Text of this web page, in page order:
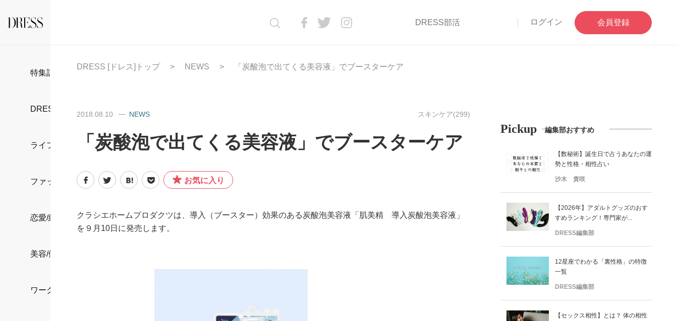
DRESS部活 ログイン 会員登録
特集記事
DRESS部活
ライフスタイル
ファッション
恋愛/結婚/離婚
美容/健康
ワークスタイル
DRESS [ドレス]トップ NEWS 「炭酸泡で出てくる美容液」でブースターケア
2018.08.10 NEWS スキンケア(299)
「炭酸泡で出てくる美容液」でブースターケア
お気に入り
クラシエホームプロダクツは、導入（ブースター）効果のある炭酸泡美容液「肌美精 導入炭酸泡美容液」
を９月10日に発売します。
Pickup 編集部おすすめ
【数秘術】誕生日で占うあなたの運
勢と性格・相性占い
沙木 貴咲
【2026年】アダルトグッズのおす
すめランキング！専門家が...
DRESS編集部
12星座でわかる「裏性格」の特徴
一覧
DRESS編集部
【セックス相性】とは？ 体の相性